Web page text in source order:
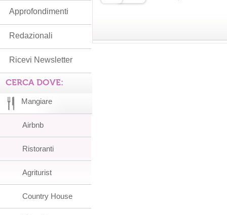
Approfondimenti
Redazionali
Ricevi Newsletter
CERCA DOVE:
Mangiare
Airbnb
Ristoranti
Agriturist
Country House